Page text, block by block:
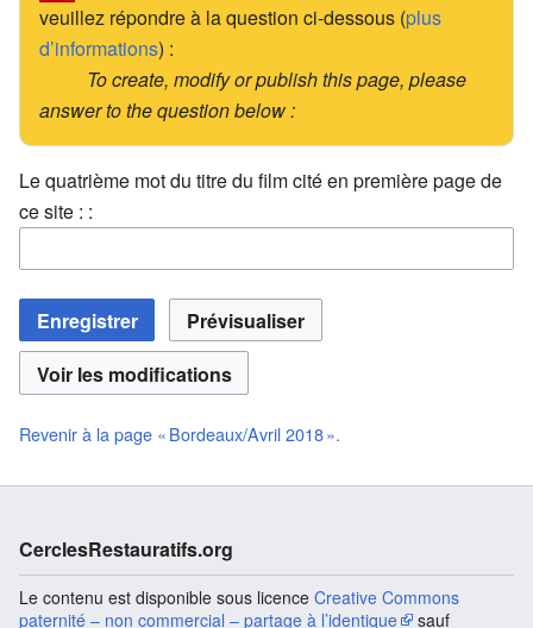
veuillez répondre à la question ci-dessous (plus
d’informations) :
To create, modify or publish this page, please
answer to the question below :
Le quatrième mot du titre du film cité en première page de
ce site : :
Revenir à la page « Bordeaux/Avril 2018 ».
CerclesRestauratifs.org
Le contenu est disponible sous licence Creative Commons
paternité – non commercial – partage à l’identique
sauf